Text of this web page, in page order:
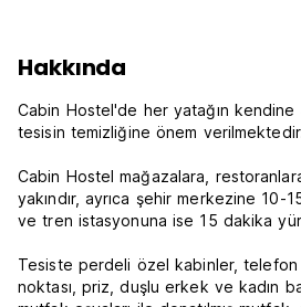
Hakkında
Cabin Hostel'de her yatağın kendine
tesisin temizliğine önem
Cabin Hostel mağazalara,
yakındır, ayrıca şehir merkezine 10-
ve tren istasyonuna ise 15 dakika
Tesiste perdeli özel kabinler, telefon
noktası, priz, duşlu erkek ve kadın